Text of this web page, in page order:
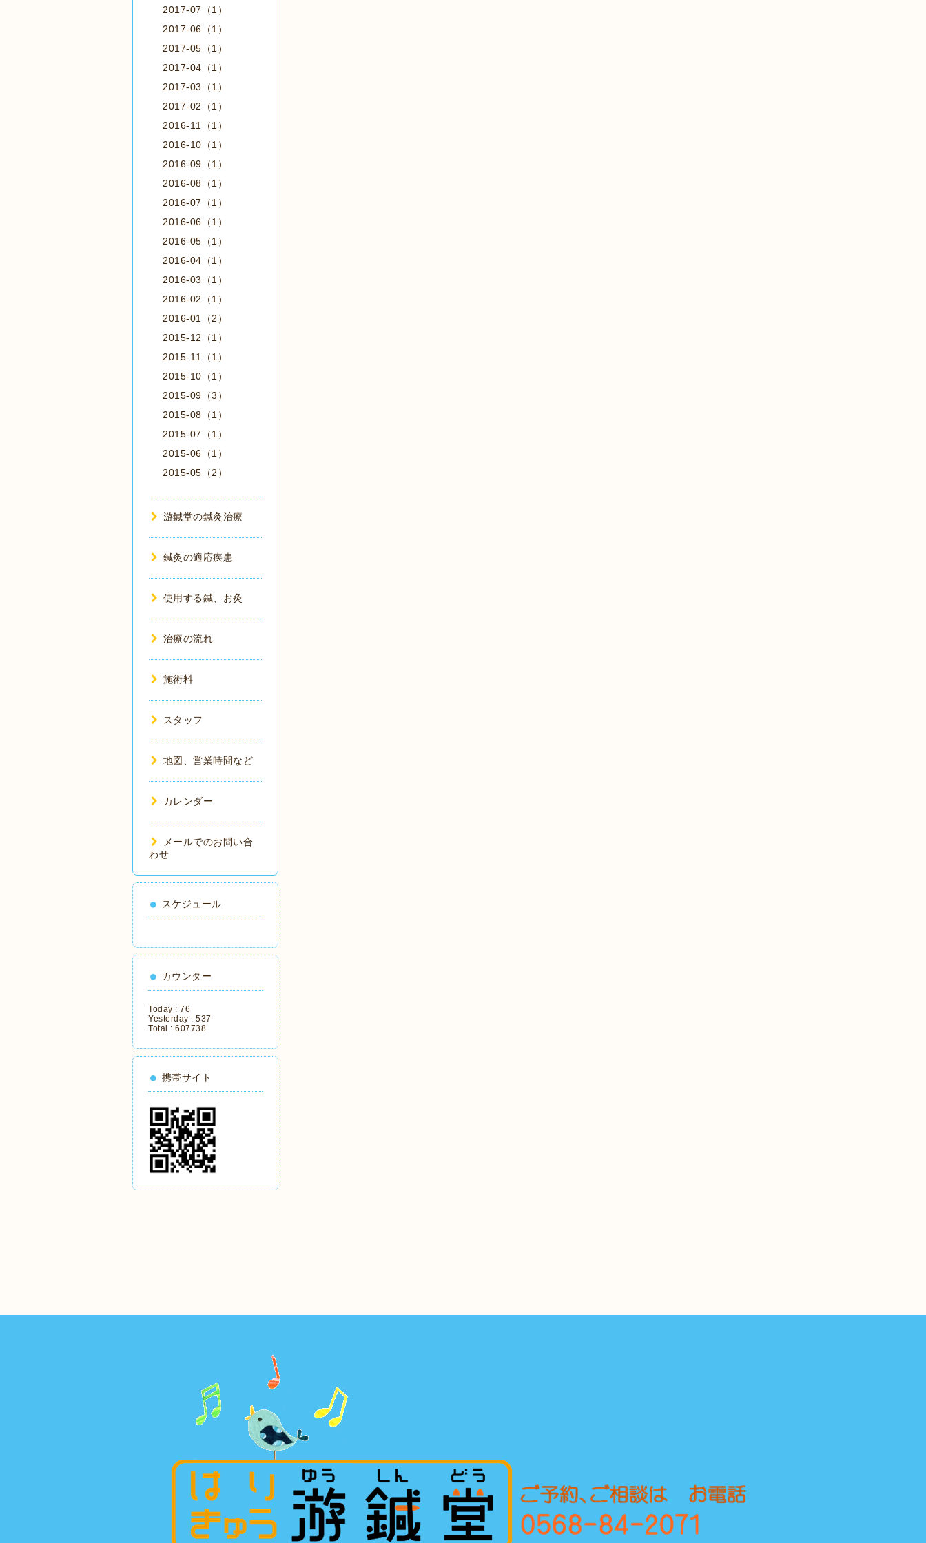
2017-07（1）
2017-06（1）
2017-05（1）
2017-04（1）
2017-03（1）
2017-02（1）
2016-11（1）
2016-10（1）
2016-09（1）
2016-08（1）
2016-07（1）
2016-06（1）
2016-05（1）
2016-04（1）
2016-03（1）
2016-02（1）
2016-01（2）
2015-12（1）
2015-11（1）
2015-10（1）
2015-09（3）
2015-08（1）
2015-07（1）
2015-06（1）
2015-05（2）
游鍼堂の鍼灸治療
鍼灸の適応疾患
使用する鍼、お灸
治療の流れ
施術料
スタッフ
地図、営業時間など
カレンダー
メールでのお問い合
わせ
スケジュール
カウンター
Today : 76
Yesterday : 537
Total : 607738
携帯サイト